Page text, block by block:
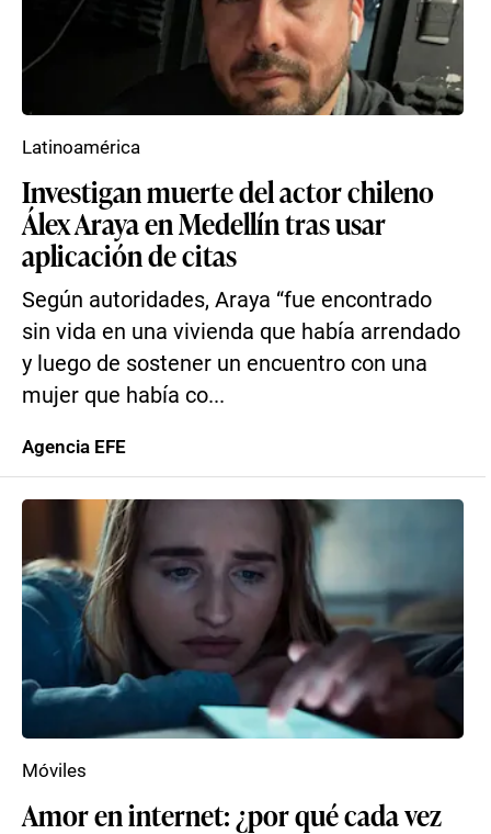
Investigan muerte del actor chileno
Álex Araya en Medellín tras usar
aplicación de citas
Según autoridades, Araya “fue encontrado
sin vida en una vivienda que había arrendado
y luego de sostener un encuentro con una
mujer que había co...
Latinoamérica
Agencia EFE
Amor en internet: ¿por qué cada vez
Móviles